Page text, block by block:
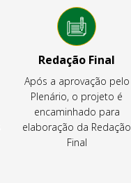
Redação Final
Após a aprovação pelo
Plenário, o projeto é
encaminhado para
elaboração da Redação
Final